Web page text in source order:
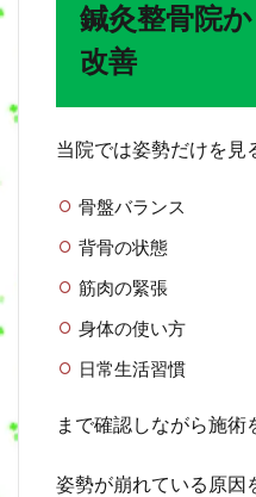
鍼灸整骨院
改善
当院では姿勢だけを見
骨盤バランス
背骨の状態
筋肉の緊張
身体の使い方
日常生活習慣
まで確認しながら施術
姿勢が崩れている原因